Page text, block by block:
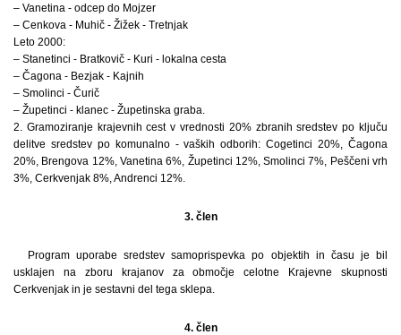
– Vanetina - odcep do Mojzer
– Cenkova - Muhič - Žižek - Tretnjak
Leto 2000:
– Stanetinci - Bratkovič - Kuri - lokalna cesta
– Čagona - Bezjak - Kajnih
– Smolinci - Čurič
– Župetinci - klanec - Župetinska graba.
2. Gramoziranje krajevnih cest v vrednosti 20% zbranih sredstev po ključu
delitve sredstev po komunalno - vaških odborih: Cogetinci 20%, Čagona
20%, Brengova 12%, Vanetina 6%, Župetinci 12%, Smolinci 7%, Peščeni vrh
3%, Cerkvenjak 8%, Andrenci 12%.
3. člen
Program uporabe sredstev samoprispevka po objektih in času je bil
usklajen na zboru krajanov za območje celotne Krajevne skupnosti
Cerkvenjak in je sestavni del tega sklepa.
4. člen